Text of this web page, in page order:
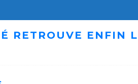
RETROUVE ENFIN